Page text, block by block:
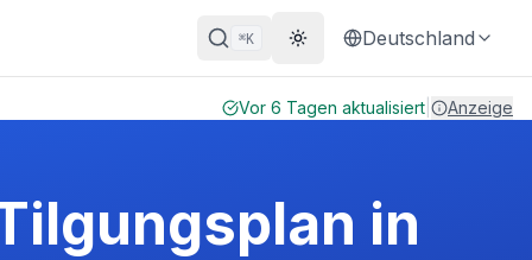
⌘K Theme wechseln
Deutschland
Vor 6 Tagen aktualisiert Anzeige
in